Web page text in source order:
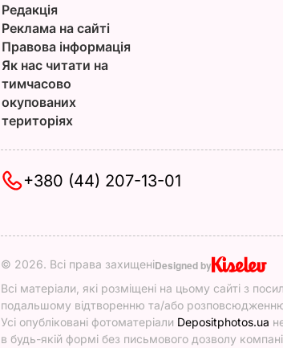
Редакція
Реклама на сайті
Правова інформація
Як нас читати на
тимчасово
окупованих
територіях
+380 (44) 207-13-01
© 2026. Всі права захищеніDesigned by
Всі матеріали, які розміщені на цьому сайті з
подальшому відтворенню та/або
Усі опубліковані фотоматеріали Depositphotos.ua
в будь-якій формі без письмового дозволу